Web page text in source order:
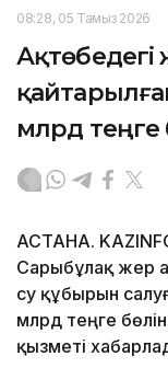
08:28, 05 Тамыз 2026
млрд теңге
АСТАНА.
Сарыбұлақ жер
су құбырын
млрд теңге
қызметі